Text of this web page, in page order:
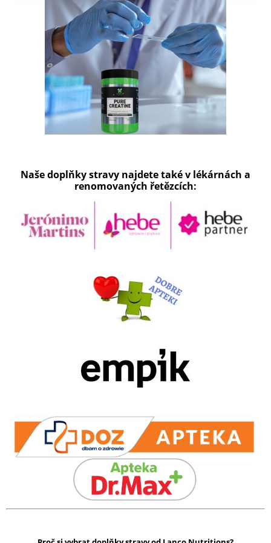
Naše doplňky stravy najdete také v lékárnách a
renomovaných řetězcích: